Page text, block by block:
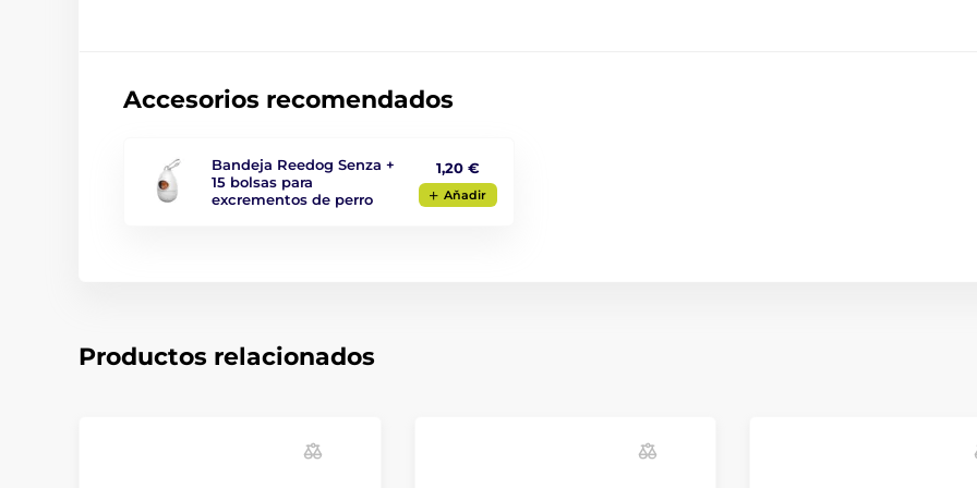
Accesorios recomendados
Bandeja Reedog Senza +
15 bolsas para
excrementos de perro
1,20 €
Aňadir
Productos relacionados